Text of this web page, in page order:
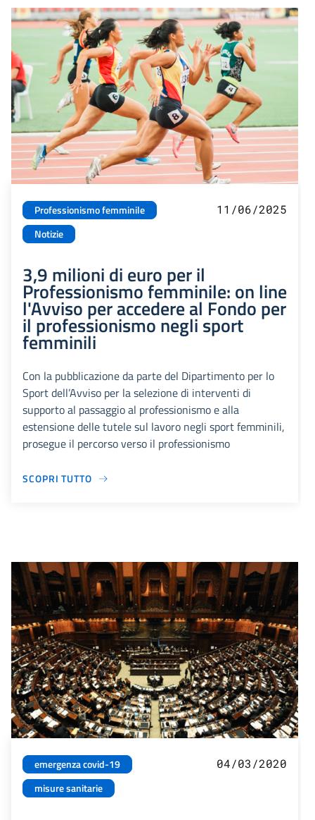
Professionismo femminile
Notizie
11/06/2025
3,9 milioni di euro per il
Professionismo femminile: on line
l'Avviso per accedere al Fondo per
il professionismo negli sport
femminili
Con la pubblicazione da parte del Dipartimento per lo
Sport dell’Avviso per la selezione di interventi di
supporto al passaggio al professionismo e alla
estensione delle tutele sul lavoro negli sport femminili,
prosegue il percorso verso il professionismo
SCOPRI TUTTO
emergenza covid-19
misure sanitarie
04/03/2020